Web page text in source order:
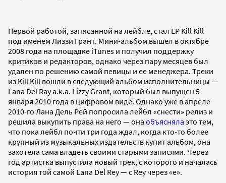
Первой работой, записанной на лейбле, стал EP Kill Kill
под именем Лиззи Грант. Мини-альбом вышел в октябре
2008 года на площадке iTunes и получил поддержку
критиков и редакторов, однако через пару месяцев был
удален по решению самой певицы и ее менеджера. Треки
из Kill Kill вошли в следующий альбом исполнительницы —
Lana Del Ray a.k.a. Lizzy Grant, который был выпущен 5
января 2010 года в цифровом виде. Однако уже в апреле
2010-го Лана Дель Рей попросила лейбл «снести» релиз и
решила выкупить права на него — она объясняла это тем,
что пока лейбл почти три года ждал, когда кто-то более
крупный из музыкальных издательств купит альбом, она
захотела сама владеть своими старыми записями. Через
год артистка выпустила новый трек, с которого и началась
история той самой Lana Del Rey — с Rey через «e».